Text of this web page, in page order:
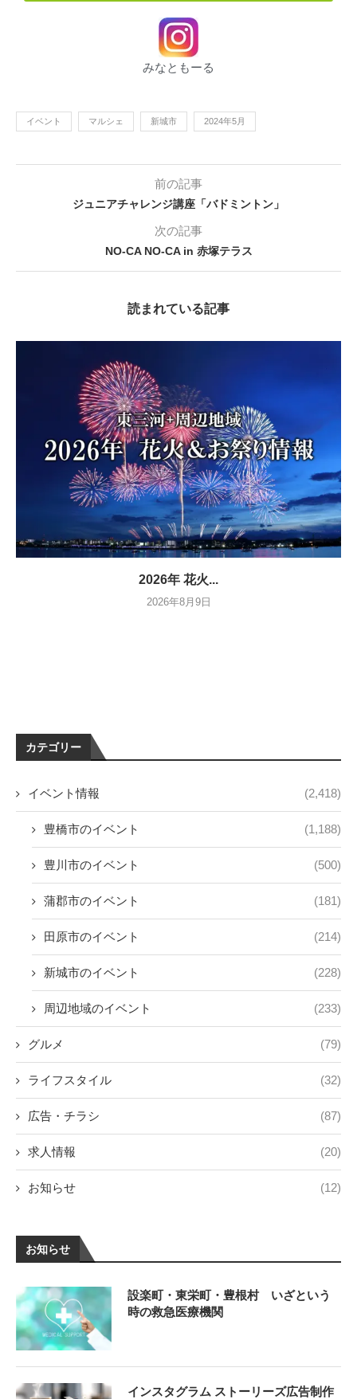
みなともーる
イベント マルシェ 新城市 2024年5月
前の記事
ジュニアチャレンジ講座「バドミントン」
次の記事
NO-CA NO-CA in 赤塚テラス
読まれている記事
2026年 花火...
2026年8月9日
カテゴリー
イベント情報 (2,418)
豊橋市のイベント (1,188)
豊川市のイベント (500)
蒲郡市のイベント (181)
田原市のイベント (214)
新城市のイベント (228)
周辺地域のイベント (233)
グルメ (79)
ライフスタイル (32)
広告・チラシ (87)
求人情報 (20)
お知らせ (12)
お知らせ
設楽町・東栄町・豊根村 いざという
時の救急医療機関
インスタグラム ストーリーズ広告制作